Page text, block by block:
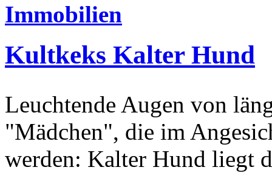
Immobilien
Kultkeks Kalter Hund
Leuchtende Augen von
"Mädchen", die im
werden: Kalter Hund liegt